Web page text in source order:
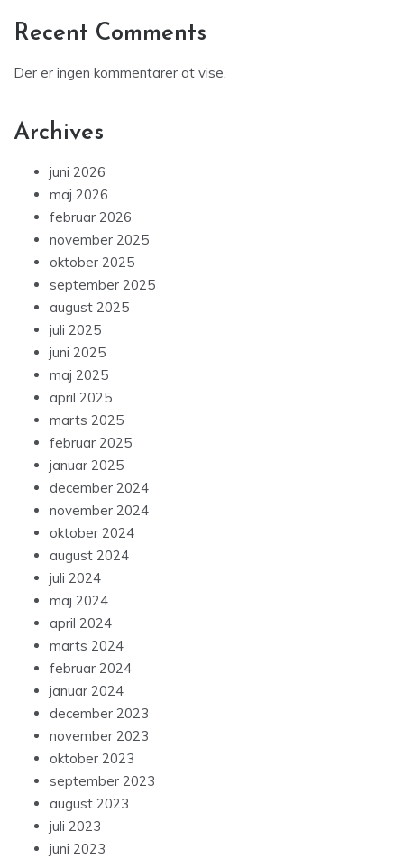
Recent Comments
Der er ingen kommentarer at vise.
Archives
juni 2026
maj 2026
februar 2026
november 2025
oktober 2025
september 2025
august 2025
juli 2025
juni 2025
maj 2025
april 2025
marts 2025
februar 2025
januar 2025
december 2024
november 2024
oktober 2024
august 2024
juli 2024
maj 2024
april 2024
marts 2024
februar 2024
januar 2024
december 2023
november 2023
oktober 2023
september 2023
august 2023
juli 2023
juni 2023